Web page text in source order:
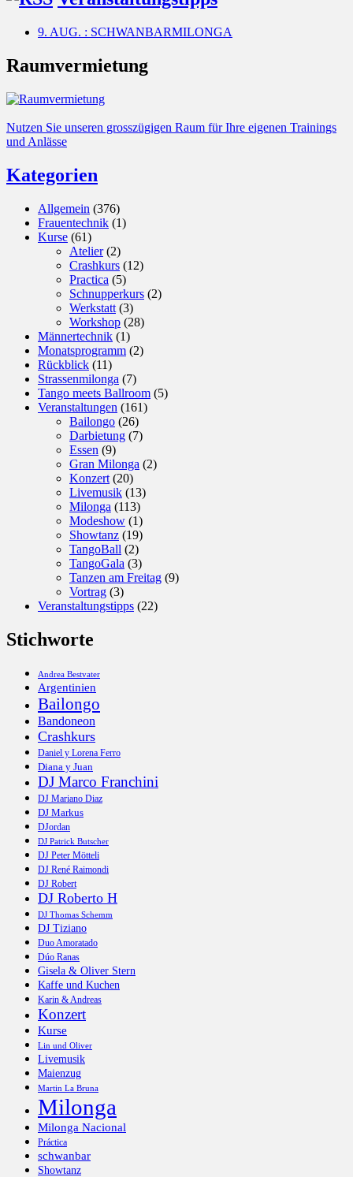
9. AUG. : SCHWANBARMILONGA
Raumvermietung
Nutzen Sie unseren grosszügigen Raum für Ihre eigenen Trainings
und Anlässe
Kategorien
Allgemein (376)
Frauentechnik (1)
Kurse (61)
Atelier(2)
Crashkurs (12)
Practica (5)
Schnupperkurs (2)
Werkstatt (3)
Workshop (28)
Männertechnik (1)
Monatsprogramm (2)
Rückblick (11)
Strassenmilonga (7)
Tango meets Ballroom (5)
Veranstaltungen (161)
Bailongo (26)
Darbietung (7)
Essen (9)
Gran Milonga (2)
Konzert (20)
Livemusik (13)
Milonga (113)
Modeshow (1)
Showtanz (19)
TangoBall (2)
TangoGala (3)
Tanzen am Freitag (9)
Vortrag (3)
Veranstaltungstipps (22)
Stichworte
Andrea Bestvater
Argentinien
Bailongo
Bandoneon
Crashkurs
Daniel y Lorena Ferro
Diana y Juan
DJ Marco Franchini
DJ Mariano Diaz
DJ Markus
DJordan
DJ Patrick Butscher
DJ Peter Mötteli
DJ René Raimondi
DJ Robert
DJ Roberto H
DJ Thomas Schemm
DJ Tiziano
Duo Amoratado
Dúo Ranas
Gisela & Oliver Stern
Kaffe und Kuchen
Karin & Andreas
Konzert
Kurse
Lin und Oliver
Livemusik
Maienzug
Martin La Bruna
Milonga
Milonga Nacional
Práctica
schwanbar
Showtanz